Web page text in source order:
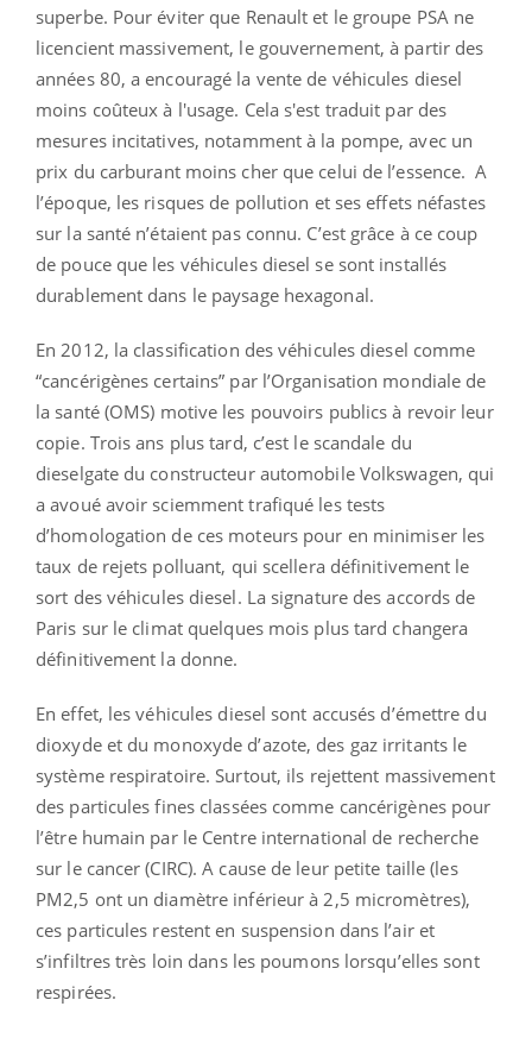
superbe. Pour éviter que Renault et le groupe PSA ne
licencient massivement, le gouvernement, à partir des
années 80, a encouragé la vente de véhicules diesel
moins coûteux à l'usage. Cela s'est traduit par des
mesures incitatives, notamment à la pompe, avec un
prix du carburant moins cher que celui de l’essence. A
l’époque, les risques de pollution et ses effets néfastes
sur la santé n’étaient pas connu. C’est grâce à ce coup
de pouce que les véhicules diesel se sont installés
durablement dans le paysage hexagonal.
En 2012, la classification des véhicules diesel comme
“cancérigènes certains” par l’Organisation mondiale de
la santé (OMS) motive les pouvoirs publics à revoir leur
copie. Trois ans plus tard, c’est le scandale du
dieselgate du constructeur automobile Volkswagen, qui
a avoué avoir sciemment trafiqué les tests
d’homologation de ces moteurs pour en minimiser les
taux de rejets polluant, qui scellera définitivement le
sort des véhicules diesel. La signature des accords de
Paris sur le climat quelques mois plus tard changera
définitivement la donne.
En effet, les véhicules diesel sont accusés d’émettre du
dioxyde et du monoxyde d’azote, des gaz irritants le
système respiratoire. Surtout, ils rejettent massivement
des particules fines classées comme cancérigènes pour
l’être humain par le Centre international de recherche
sur le cancer (CIRC). A cause de leur petite taille (les
PM2,5 ont un diamètre inférieur à 2,5 micromètres),
ces particules restent en suspension dans l’air et
s’infiltres très loin dans les poumons lorsqu’elles sont
respirées.